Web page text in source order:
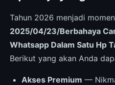
Tahun 2026 menjadi
2025/04/23/Berbahaya
Whatsapp Dalam Satu Hp
Berikut yang akan Anda
Akses Premium —